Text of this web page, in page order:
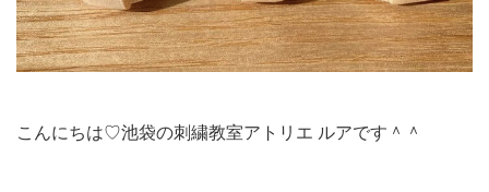
こんにちは♡池袋の刺繍教室アトリエ ルアです＾＾